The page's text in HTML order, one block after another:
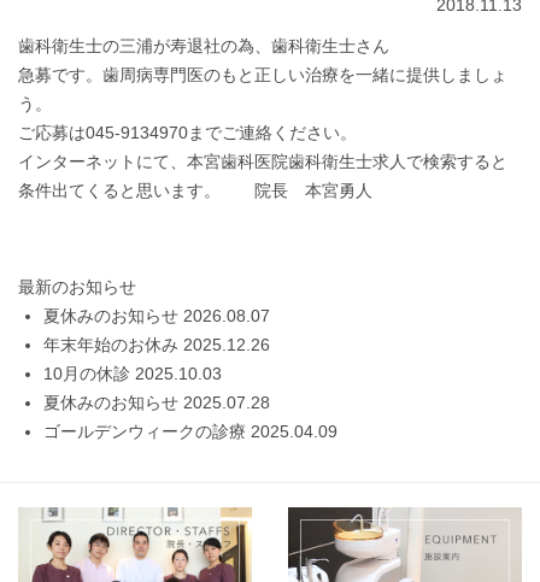
2018.11.13
歯科衛生士の三浦が寿退社の為、歯科衛生士さん
急募です。歯周病専門医のもと正しい治療を一緒に提供しましょ
う。
ご応募は045-9134970までご連絡ください。
インターネットにて、本宮歯科医院歯科衛生士求人で検索すると
条件出てくると思います。 院長 本宮勇人
最新のお知らせ
夏休みのお知らせ 2026.08.07
年末年始のお休み 2025.12.26
10月の休診 2025.10.03
夏休みのお知らせ 2025.07.28
ゴールデンウィークの診療 2025.04.09